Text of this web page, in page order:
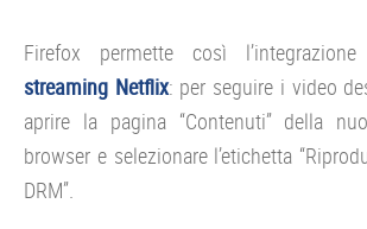
Firefox permette così
streaming Netflix: per seguire i video
aprire la pagina “Contenuti” della
browser e selezionare l’etichetta
DRM”.